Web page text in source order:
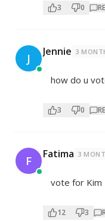
3 0
J Jennie 3
how do u
3 0
F Fatima 3
vote for Kim
12 3